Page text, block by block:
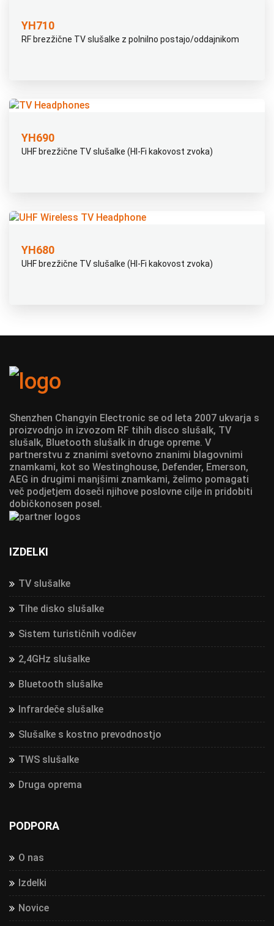
YH710
RF brezžične TV slušalke z polnilno postajo/oddajnikom
YH690
UHF brezžične TV slušalke (HI-Fi kakovost zvoka)
YH680
UHF brezžične TV slušalke (HI-Fi kakovost zvoka)
Shenzhen Changyin Electronic se od leta 2007 ukvarja s
proizvodnjo in izvozom RF tihih disco slušalk, TV
slušalk, Bluetooth slušalk in druge opreme. V
partnerstvu z znanimi svetovno znanimi blagovnimi
znamkami, kot so Westinghouse, Defender, Emerson,
AEG in drugimi manjšimi znamkami, želimo pomagati
več podjetjem doseči njihove poslovne cilje in pridobiti
dobičkonosen posel.
IZDELKI
TV slušalke
Tihe disko slušalke
Sistem turističnih vodičev
2,4GHz slušalke
Bluetooth slušalke
Infrardeče slušalke
Slušalke s kostno prevodnostjo
TWS slušalke
Druga oprema
PODPORA
O nas
Izdelki
Novice